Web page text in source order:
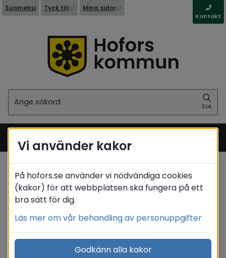
Suomeksi Tyck till Länk till annan webbplats, öppnas i nytt
Mina sidor Länk till annan webbplats,
Kontakt
Sök
Meny
Startsida Näringsliv
Serveringstillstånd
/ Tillstånd, regler och tillsyn
Vi använder kakor
På hofors.se använder vi nödvändiga cookies
(kakor) för att webbplatsen ska fungera på ett
bra sätt för dig.
Läs mer om vår behandling av personuppgifter
Godkänn alla kakor